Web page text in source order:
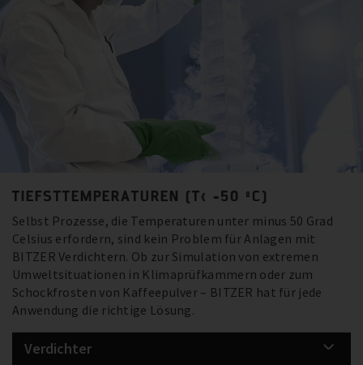
TIEFSTTEMPERATUREN (T< -50 ºC)
Selbst Prozesse, die Temperaturen unter minus 50 Grad
Celsius erfordern, sind kein Problem für Anlagen mit
BITZER Verdichtern. Ob zur Simulation von extremen
Umweltsituationen in Klimaprüfkammern oder zum
Schockfrosten von Kaffeepulver – BITZER hat für jede
Anwendung die richtige Lösung.
Verdichter